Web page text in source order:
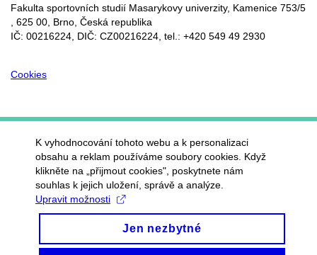
Fakulta sportovních studií Masarykovy univerzity, Kamenice 753/5​
, 625 00, Brno, Česká republika
IČ: 00216224, DIČ: CZ00216224, tel.: +420 549 49 2930
Cookies
K vyhodnocování tohoto webu a k personalizaci
obsahu a reklam používáme soubory cookies. Když
klikněte na „přijmout cookies", poskytnete nám
souhlas k jejich uložení, správě a analýze.
Upravit možnosti
Jen nezbytné